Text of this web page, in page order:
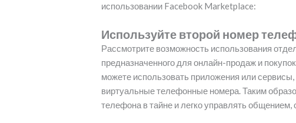
использовании Facebook Marketplace:
Используйте второй номер
Рассмотрите возможность использования
предназначенного для онлайн-продаж и
можете использовать приложения или
виртуальные телефонные номера. Таким
телефона в тайне и легко управлять